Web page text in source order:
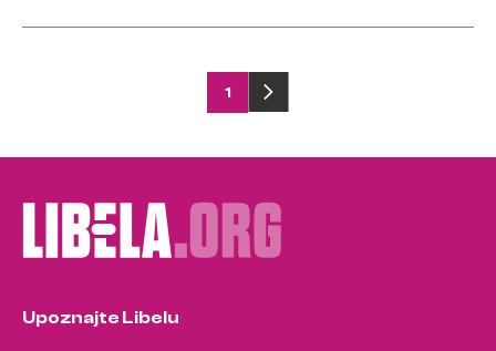
pagination
1
Upoznajte Libelu